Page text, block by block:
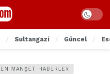
Sultangazi Güncel
MANŞET HABERLER